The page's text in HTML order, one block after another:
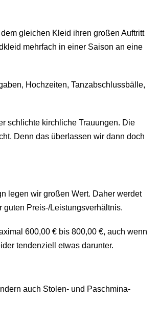
gleichen Kleid ihren großen Auftritt
mehrfach in einer Saison an eine
Hochzeiten, Tanzabschlussbälle,
schlichte kirchliche Trauungen. Die
Denn das überlassen wir dann doch
legen wir großen Wert. Daher werdet
Preis-/Leistungsverhältnis.
600,00 € bis 800,00 €, auch wenn
tendenziell etwas darunter.
auch Stolen- und Paschmina-